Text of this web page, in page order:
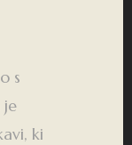
s
je
ki